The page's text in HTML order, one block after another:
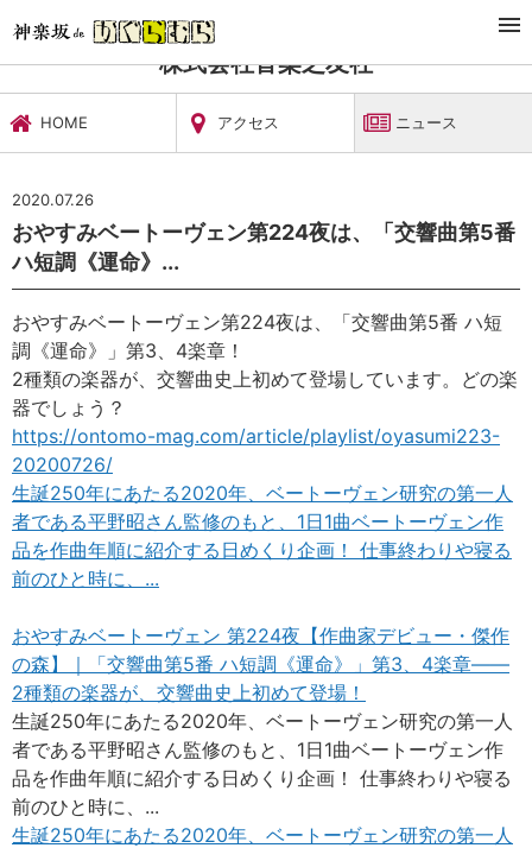
文化施設・ギャラリー
株式会社音楽之友社
HOME アクセス ニュース
2020.07.26
おやすみベートーヴェン第224夜は、「交響曲第5番
ハ短調《運命》...
おやすみベートーヴェン第224夜は、「交響曲第5番 ハ短
調《運命》」第3、4楽章！
2種類の楽器が、交響曲史上初めて登場しています。どの楽
器でしょう？
https://ontomo-mag.com/article/playlist/oyasumi223-
20200726/
生誕250年にあたる2020年、ベートーヴェン研究の第一人
者である平野昭さん監修のもと、1日1曲ベートーヴェン作
品を作曲年順に紹介する日めくり企画！ 仕事終わりや寝る
前のひと時に、...
おやすみベートーヴェン 第224夜【作曲家デビュー・傑作
の森】｜「交響曲第5番 ハ短調《運命》」第3、4楽章——
2種類の楽器が、交響曲史上初めて登場！
生誕250年にあたる2020年、ベートーヴェン研究の第一人
者である平野昭さん監修のもと、1日1曲ベートーヴェン作
品を作曲年順に紹介する日めくり企画！ 仕事終わりや寝る
前のひと時に、...
生誕250年にあたる2020年、ベートーヴェン研究の第一人